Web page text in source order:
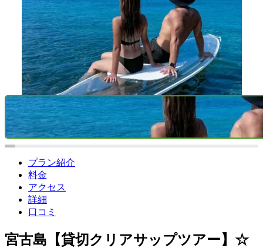
プラン紹介
料金
アクセス
詳細
口コミ
宮古島【貸切クリアサップツアー】☆